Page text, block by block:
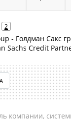
2
- Голдман Сакс
Sachs Credit
компании,